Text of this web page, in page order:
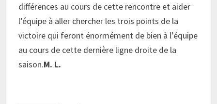
différences au cours de cette rencontre et aider
l’équipe à aller chercher les trois points de la
victoire qui feront énormément de bien à l’équipe
au cours de cette dernière ligne droite de la
saison.M. L.